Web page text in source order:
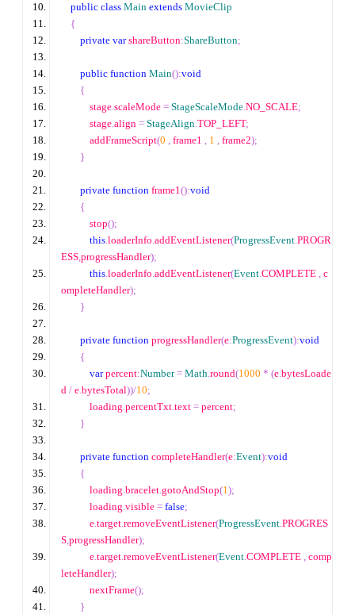
public class Main extends MovieClip
{
private var shareButton:ShareButton;
public function Main():void
{
            stage
.scaleMode = StageScaleMode.NO_SCALE;
            stage
.align = StageAlign.TOP_LEFT;
            addFrameScript
(0 , frame1 , 1 , frame2);
}
private function frame1():void
{
            stop
();
this.loaderInfo.addEventListener(ProgressEvent.PROGR
ESS,progressHandler);
this.loaderInfo.addEventListener(Event.COMPLETE , c
ompleteHandler);
}
private function progressHandler(e:ProgressEvent):void
{
var percent:Number = Math.round(1000 * (e.bytesLoade
d / e.bytesTotal))/10;
            loading
.percentTxt.text = percent;
}
private function completeHandler(e:Event):void
{
            loading
.bracelet.gotoAndStop(1);
            loading
.visible = false;
            e
.target.removeEventListener(ProgressEvent.PROGRES
S,progressHandler);
            e
.target.removeEventListener(Event.COMPLETE , comp
leteHandler);
            nextFrame
();
}